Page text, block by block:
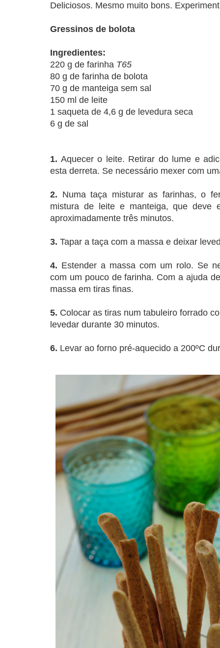
Deliciosos. Mesmo muito bons.
Gressinos de bolota
Ingredientes:
220 g de farinha T65
80 g de farinha de bolota
70 g de manteiga sem sal
150 ml de leite
1 saqueta de 4,6 g de levedura seca
6 g de sal
1. Aquecer o leite. Retirar do lume e
esta derreta. Se necessário mexer com
2. Numa taça misturar as farinhas, o
mistura de leite e manteiga, que deve
aproximadamente três minutos.
3. Tapar a taça com a massa e deixar
4. Estender a massa com um rolo. Se
com um pouco de farinha. Com a ajuda
massa em tiras finas.
5. Colocar as tiras num tabuleiro forrado
levedar durante 30 minutos.
6. Levar ao forno pré-aquecido a 200ºC